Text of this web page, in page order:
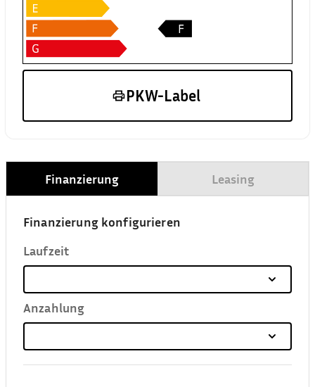
PKW-Label
Finanzierung Leasing
Finanzierung konfigurieren
Laufzeit
Anzahlung